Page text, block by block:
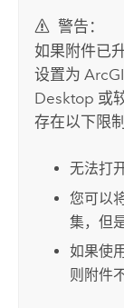
警告：
如果附件已
设置为
Desktop 或
存在以下限制
无法打
您可以
集，但
如果使用
则附件